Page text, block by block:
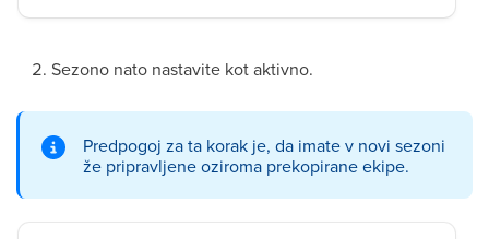
Sezono nato nastavite kot aktivno.
Predpogoj za ta korak je, da imate v novi sezoni
že pripravljene oziroma prekopirane ekipe.